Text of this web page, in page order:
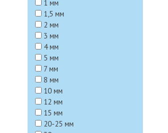
1 мм
1,5 мм
2 мм
3 мм
4 мм
5 мм
7 мм
8 мм
10 мм
12 мм
15 мм
20-25 мм